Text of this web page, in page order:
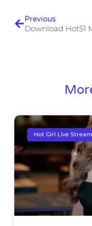
Previous
Hot Girl Live